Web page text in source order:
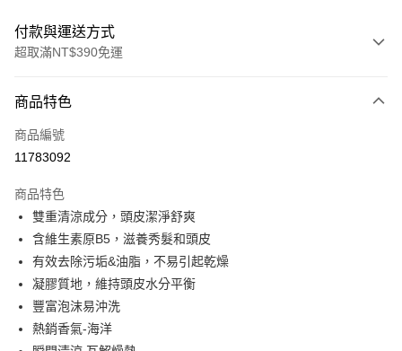
付款與運送方式
超取滿NT$390免運
POYA支付
信用卡一次付款
LINE Pay
Apple Pay
街口支付
悠遊付
Google Pay
商品特色
商品編號
11783092
商品特色
雙重清涼成分，頭皮潔淨舒爽
含維生素原B5，滋養秀髮和頭皮
有效去除污垢&油脂，不易引起乾燥
凝膠質地，維持頭皮水分平衡
豐富泡沫易沖洗
熱銷香氣-海洋